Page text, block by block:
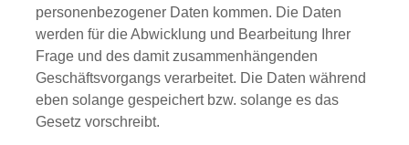
personenbezogener Daten kommen. Die Daten
werden für die Abwicklung und Bearbeitung Ihrer
Frage und des damit zusammenhängenden
Geschäftsvorgangs verarbeitet. Die Daten während
eben solange gespeichert bzw. solange es das
Gesetz vorschreibt.